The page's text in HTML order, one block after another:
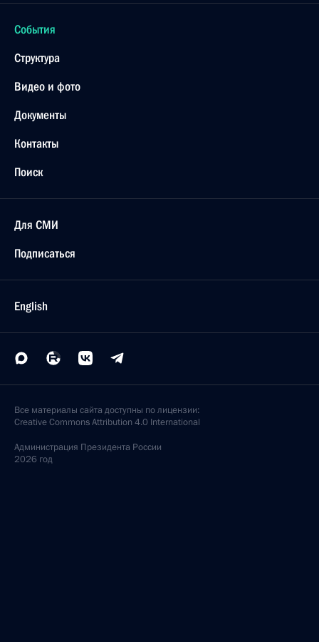
События
Структура
Видео и фото
Документы
Контакты
Поиск
Для СМИ
Подписаться
English
Все материалы сайта доступны по лицензии:
Creative Commons Attribution 4.0 International
Администрация Президента России
2026 год